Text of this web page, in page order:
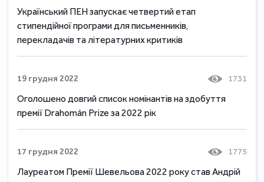
Український ПЕН запускає четвертий етап
стипендійної програми для письменників,
перекладачів та літературних критиків
19 грудня 2022 1731
Оголошено довгий список номінантів на здобуття
премії Drahomán Prize за 2022 рік
17 грудня 2022 1775
Лауреатом Премії Шевельова 2022 року став Андрій